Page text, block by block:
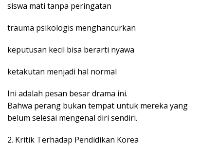
siswa mati tanpa peringatan
trauma psikologis menghancurkan
keputusan kecil bisa berarti nyawa
ketakutan menjadi hal normal
Ini adalah pesan besar drama ini.
Bahwa perang bukan tempat untuk mereka yang
belum selesai mengenal diri sendiri.
2. Kritik Terhadap Pendidikan Korea